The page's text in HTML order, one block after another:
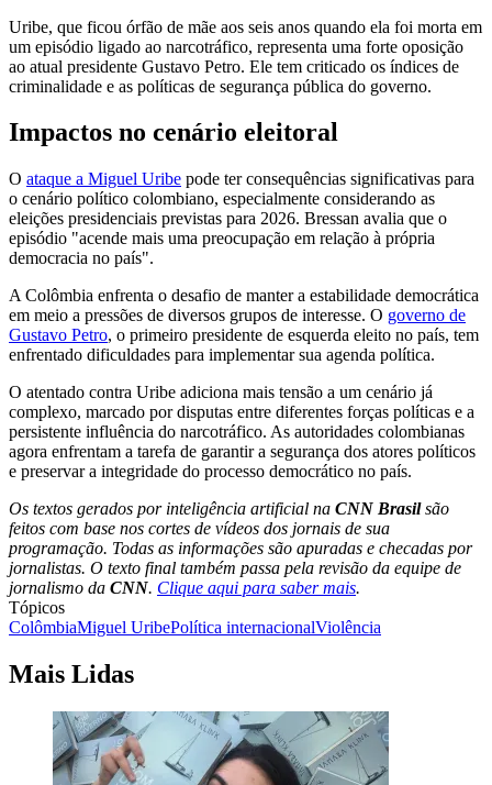
Uribe, que ficou órfão de mãe aos seis anos quando ela foi morta em
um episódio ligado ao narcotráfico, representa uma forte oposição
ao atual presidente Gustavo Petro. Ele tem criticado os índices de
criminalidade e as políticas de segurança pública do governo.
Impactos no cenário eleitoral
O ataque a Miguel Uribe pode ter consequências significativas para
o cenário político colombiano, especialmente considerando as
eleições presidenciais previstas para 2026. Bressan avalia que o
episódio "acende mais uma preocupação em relação à própria
democracia no país".
A Colômbia enfrenta o desafio de manter a estabilidade democrática
em meio a pressões de diversos grupos de interesse. O governo de
Gustavo Petro, o primeiro presidente de esquerda eleito no país, tem
enfrentado dificuldades para implementar sua agenda política.
O atentado contra Uribe adiciona mais tensão a um cenário já
complexo, marcado por disputas entre diferentes forças políticas e a
persistente influência do narcotráfico. As autoridades colombianas
agora enfrentam a tarefa de garantir a segurança dos atores políticos
e preservar a integridade do processo democrático no país.
Os textos gerados por inteligência artificial na CNN Brasilsão
feitos com base nos cortes de vídeos dos jornais de sua
programação. Todas as informações são apuradas e checadas por
jornalistas. O texto final também passa pela revisão da equipe de
jornalismo da CNN. Clique aqui para saber mais.
Tópicos
ColômbiaMiguel UribePolítica internacionalViolência
Mais Lidas